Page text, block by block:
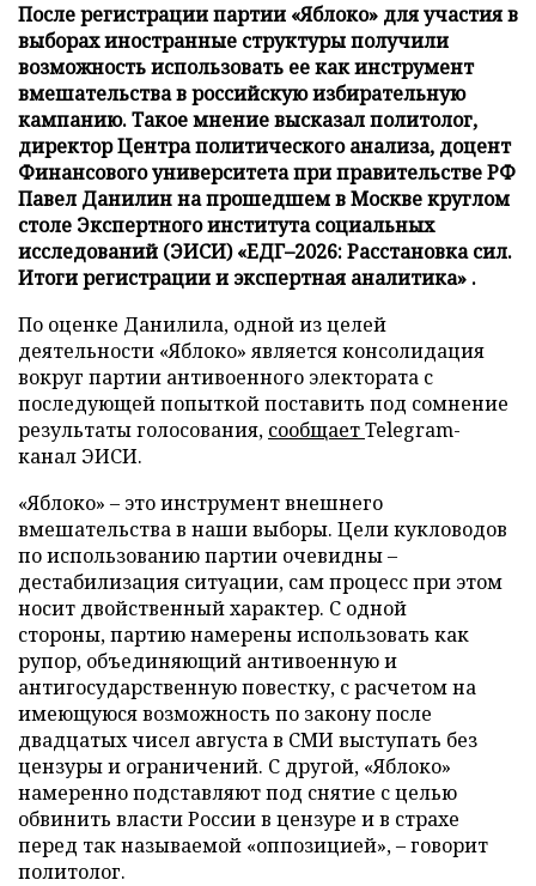
После регистрации партии «Яблоко» для участия в
выборах иностранные структуры получили
возможность использовать ее как инструмент
вмешательства в российскую избирательную
кампанию. Такое мнение высказал политолог,
директор Центра политического анализа, доцент
Финансового университета при правительстве РФ
Павел Данилин на прошедшем в Москве круглом
столе Экспертного института социальных
исследований (ЭИСИ) «ЕДГ–2026: Расстановка сил.
Итоги регистрации и экспертная аналитика» .
По оценке Данилила, одной из целей
деятельности «Яблоко» является консолидация
вокруг партии антивоенного электората с
последующей попыткой поставить под сомнение
результаты голосования, сообщаетTelegram-
канал ЭИСИ.
«Яблоко» – это инструмент внешнего
вмешательства в наши выборы. Цели кукловодов
по использованию партии очевидны –
дестабилизация ситуации, сам процесс при этом
носит двойственный характер. С одной
стороны, партию намерены использовать как
рупор, объединяющий антивоенную и
антигосударственную повестку, с расчетом на
имеющуюся возможность по закону после
двадцатых чисел августа в СМИ выступать без
цензуры и ограничений. С другой, «Яблоко»
намеренно подставляют под снятие с целью
обвинить власти России в цензуре и в страхе
перед так называемой «оппозицией», – говорит
политолог.